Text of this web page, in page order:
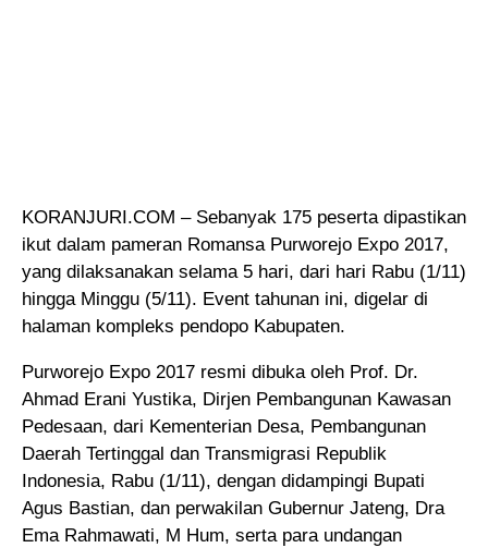
KORANJURI.COM – Sebanyak 175 peserta dipastikan
ikut dalam pameran Romansa Purworejo Expo 2017,
yang dilaksanakan selama 5 hari, dari hari Rabu (1/11)
hingga Minggu (5/11). Event tahunan ini, digelar di
halaman kompleks pendopo Kabupaten.
Purworejo Expo 2017 resmi dibuka oleh Prof. Dr.
Ahmad Erani Yustika, Dirjen Pembangunan Kawasan
Pedesaan, dari Kementerian Desa, Pembangunan
Daerah Tertinggal dan Transmigrasi Republik
Indonesia, Rabu (1/11), dengan didampingi Bupati
Agus Bastian, dan perwakilan Gubernur Jateng, Dra
Ema Rahmawati, M Hum, serta para undangan